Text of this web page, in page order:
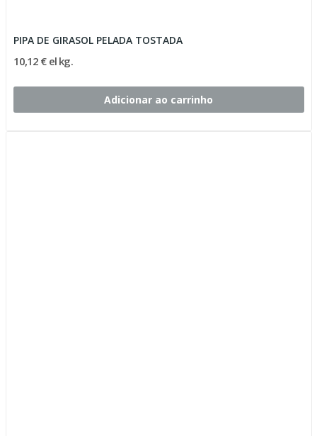
PIPA DE GIRASOL PELADA TOSTADA
10,12 € el kg.
Adicionar ao carrinho